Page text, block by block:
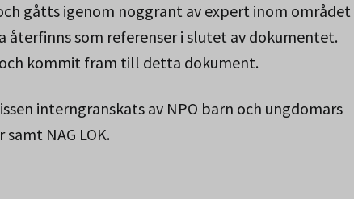
gåtts igenom noggrant av expert inom området
återfinns som referenser i slutet av dokumentet.
kommit fram till detta dokument.
interngranskats av NPO barn och ungdomars
NAG LOK.